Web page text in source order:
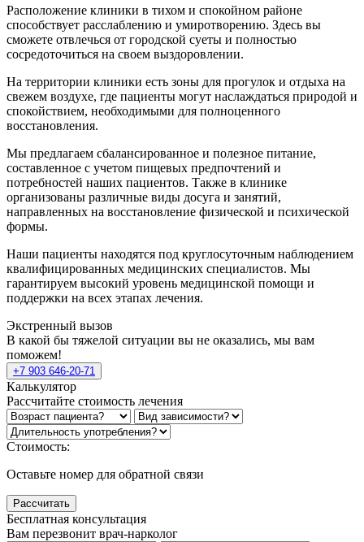
Расположение клиники в тихом и спокойном районе
способствует расслаблению и умиротворению. Здесь вы
сможете отвлечься от городской суеты и полностью
сосредоточиться на своем выздоровлении.
На территории клиники есть зоны для прогулок и отдыха на
свежем воздухе, где пациенты могут наслаждаться природой и
спокойствием, необходимыми для полноценного
восстановления.
Мы предлагаем сбалансированное и полезное питание,
составленное с учетом пищевых предпочтений и
потребностей наших пациентов. Также в клинике
организованы различные виды досуга и занятий,
направленных на восстановление физической и психической
формы.
Наши пациенты находятся под круглосуточным наблюдением
квалифицированных медицинских специалистов. Мы
гарантируем высокий уровень медицинской помощи и
поддержки на всех этапах лечения.
Экстренный вызов
В какой бы тяжелой ситуации вы не оказались, мы вам
поможем!
+7 903 646-20-71
Калькулятор
Рассчитайте стоимость лечения
Стоимость:
Оставьте номер для обратной связи
Рассчитать
Бесплатная консультация
Вам перезвонит врач-нарколог